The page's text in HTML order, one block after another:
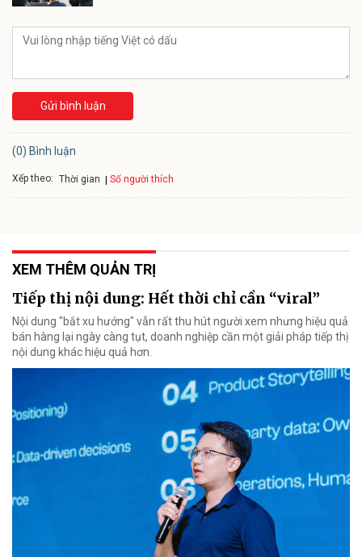
Gửi bình luận
(0) Bình luận
Xếp theo: Thời gian Số người thích
XEM THÊM QUẢN TRỊ
Tiếp thị nội dung: Hết thời chỉ cần “viral”
Nội dung "bắt xu hướng" vẫn rất thu hút người xem nhưng hiệu quả
bán hàng lại ngày càng tụt, doanh nghiệp cần một giải pháp tiếp thị
nội dung khác hiệu quả hơn.